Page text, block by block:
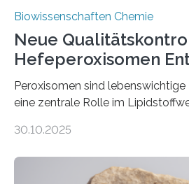
Biowissenschaften Chemie
Neue
Hefeperoxisomen
Peroxisomen sind
eine zentrale Rolle im
erfüllen können, müssen
der Ruhr-Universität Bochum um
30.10.2025